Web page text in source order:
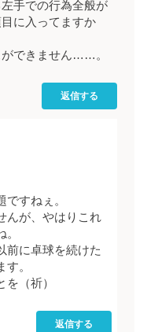
手での行為全般が
に入ってますか
ができません……。
返信する
すねぇ。
んが、やはりこれ
前に卓球を続けた
。
（祈）
返信する